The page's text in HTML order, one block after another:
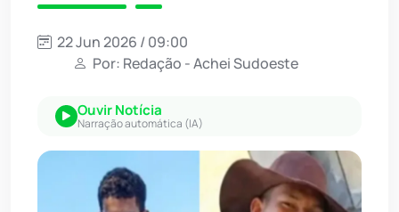
22 Jun 2026 / 09:00
Por: Redação - Achei Sudoeste
Ouvir Notícia
Narração automática (IA)